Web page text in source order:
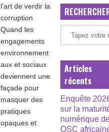
l’art de verdir la
corruption
Quand les
engagements
environnement
aux et sociaux
deviennent une
façade pour
masquer des
pratiques
opaques et
Articles
récents
Enquête
sur la
numérique
OSC